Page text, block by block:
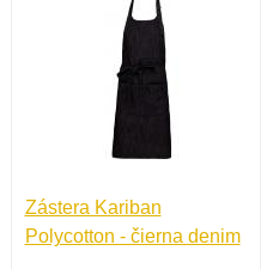
Zástera Kariban
Polycotton - čierna denim